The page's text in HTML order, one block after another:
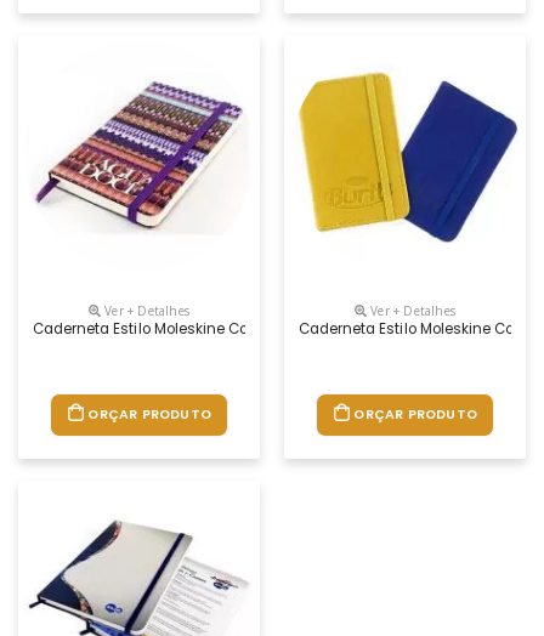
Ver + Detalhes
Caderneta Estilo Moleskine Com Um Design Agradável E De Grande
ORÇAR PRODUTO
Ver + Detalhes
Caderneta Estilo Moleskine Com
ORÇAR PRODUTO